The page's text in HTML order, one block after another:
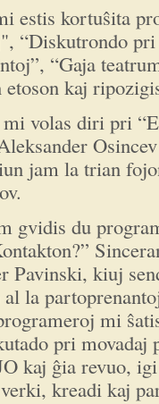
estis kortuŝita
“Diskutrondo pri
“Gaja
etoson kaj
volas diri pri
jam la trian
gvidis du
Pavinski, kiuj
la
mi
pri
kaj ĝia revuo,
kreadi kaj